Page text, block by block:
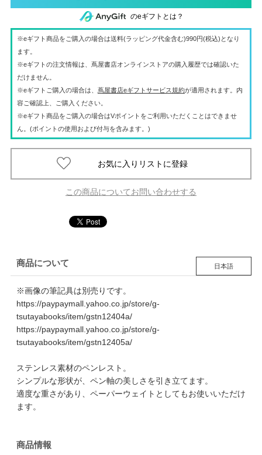
のeギフトとは？
※eギフト商品をご購入の場合は送料(ラッピング代金含む)990円(税込)となり
ます。
※eギフトの注文情報は、蔦屋書店オンラインストアの購入履歴では確認いた
だけません。
※eギフトご購入の場合は、 蔦屋書店eギフトサービス規約が適用されます。内
容ご確認上、ご購入ください。
※eギフト商品をご購入の場合はVポイントをご利用いただくことはできませ
ん。(ポイントの使用および付与を含みます。)
この商品についてお問い合わせする
商品について 日本語
※画像の筆記具は別売りです。
https://paypaymall.yahoo.co.jp/store/g-
tsutayabooks/item/gstn12404a/
https://paypaymall.yahoo.co.jp/store/g-
tsutayabooks/item/gstn12405a/
ステンレス素材のペンレスト。
シンプルな形状が、ペン軸の美しさを引き立てます。
適度な重さがあり、ペーパーウェイトとしてもお使いいただけ
ます。
商品情報